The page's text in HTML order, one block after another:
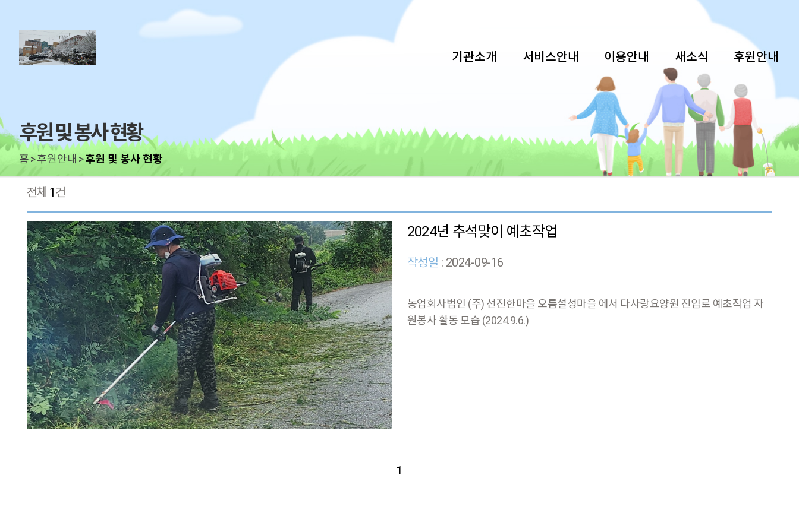
기관소개 서비스안내 이용안내 새소식 후원안내
후원 및 봉사 현황
홈 후원안내 후원 및 봉사 현황
전체 1건
2024년 추석맞이 예초작업
작성일 : 2024-09-16
농업회사법인 (주) 선진한마을 오름설성마을 에서 다사랑요양원 진입로 예초작업 자
원봉사 활동 모습 (2024.9.6.)
1